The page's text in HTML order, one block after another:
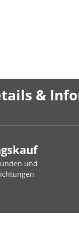
&
und